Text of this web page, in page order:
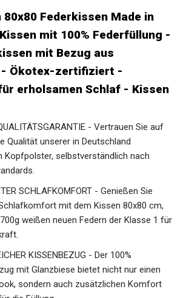
Federkissen Made in
mit 100% Federfüllung -
mit Bezug aus
- Ökotex-zertifiziert -
erholsamen Schlaf - Kissen
- Vertrauen Sie auf
Qualität unserer in Deutschland
Kopfpolster, selbstverständlich nach
SCHLAFKOMFORT - Genießen Sie
mit dem Kissen 80x80 cm,
weißen neuen Federn der Klasse 1 für
KISSENBEZUG - Der 100%
mit Glanzbiese bietet nicht nur einen
sondern auch zusätzlichen Komfort